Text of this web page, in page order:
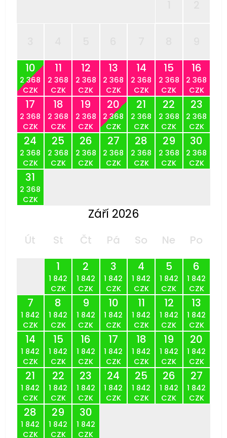
10
2 368
CZK
11
2 368
CZK
12
2 368
CZK
13
2 368
CZK
14
2 368
CZK
15
2 368
CZK
16
2 368
CZK
17
2 368
CZK
18
2 368
CZK
19
2 368
CZK
20
2 368
CZK
21
2 368
CZK
22
2 368
CZK
23
2 368
CZK
24
2 368
CZK
25
2 368
CZK
26
2 368
CZK
27
2 368
CZK
28
2 368
CZK
29
2 368
CZK
30
2 368
CZK
31
2 368
CZK
Září 2026
Út St Čt Pá So Ne
Po
1
1 842
CZK
2
1 842
CZK
3
1 842
CZK
4
1 842
CZK
5
1 842
CZK
6
1 842
CZK
7
1 842
CZK
8
1 842
CZK
9
1 842
CZK
10
1 842
CZK
11
1 842
CZK
12
1 842
CZK
13
1 842
CZK
14
1 842
CZK
15
1 842
CZK
16
1 842
CZK
17
1 842
CZK
18
1 842
CZK
19
1 842
CZK
20
1 842
CZK
21
1 842
CZK
22
1 842
CZK
23
1 842
CZK
24
1 842
CZK
25
1 842
CZK
26
1 842
CZK
27
1 842
CZK
28
1 842
CZK
29
1 842
CZK
30
1 842
CZK